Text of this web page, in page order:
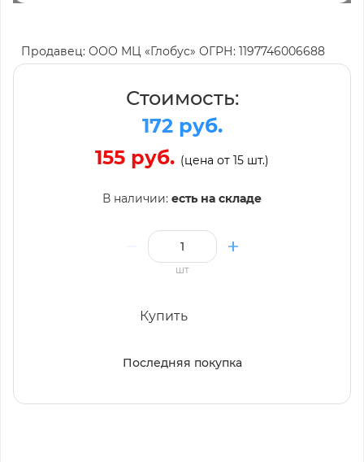
Продавец: ООО МЦ «Глобус» ОГРН: 1197746006688
Стоимость:
172 руб.
155 руб. (цена от 15 шт.)
В наличии: есть на складе
шт
Купить
Последняя покупка